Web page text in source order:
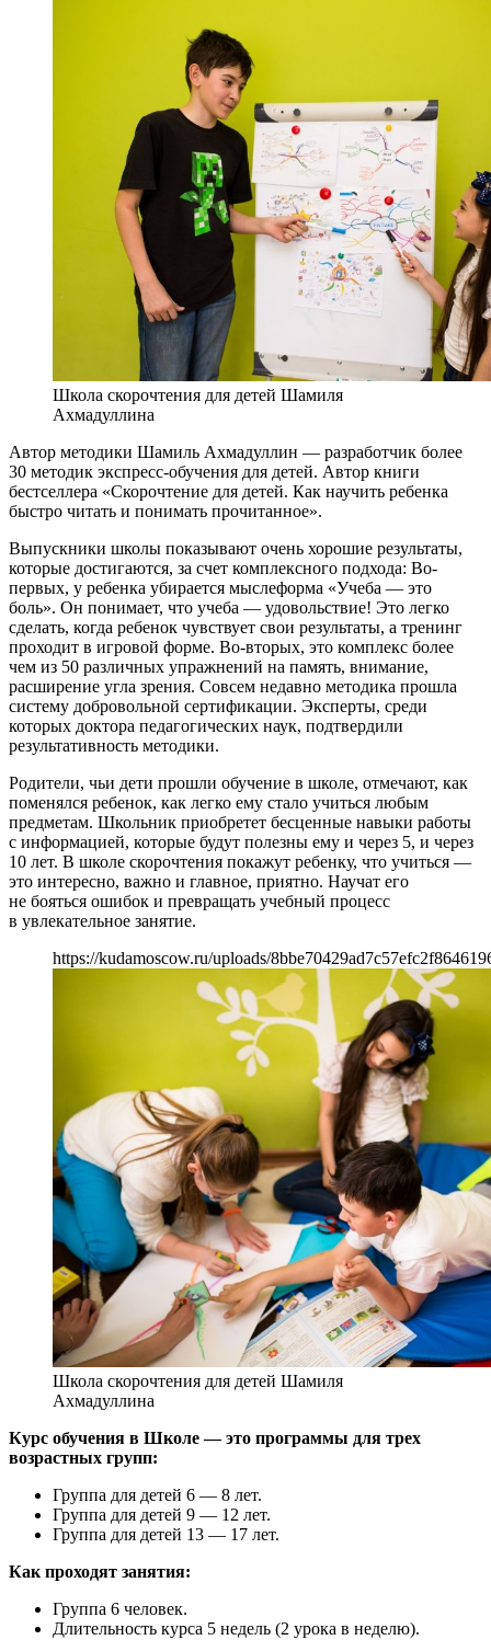
Школа скорочтения для детей Шамиля
Ахмадуллина
Автор методики Шамиль Ахмадуллин — разработчик более
30 методик экспресс-обучения для детей. Автор книги
бестселлера «Скорочтение для детей. Как научить ребенка
быстро читать и понимать прочитанное».
Выпускники школы показывают очень хорошие результаты,
которые достигаются, за счет комплексного подхода: Во-
первых, у ребенка убирается мыслеформа «Учеба — это
боль». Он понимает, что учеба — удовольствие! Это легко
сделать, когда ребенок чувствует свои результаты, а тренинг
проходит в игровой форме. Во-вторых, это комплекс более
чем из 50 различных упражнений на память, внимание,
расширение угла зрения. Совсем недавно методика прошла
систему добровольной сертификации. Эксперты, среди
которых доктора педагогических наук, подтвердили
результативность методики.
Родители, чьи дети прошли обучение в школе, отмечают, как
поменялся ребенок, как легко ему стало учиться любым
предметам. Школьник приобретет бесценные навыки работы
с информацией, которые будут полезны ему и через 5, и через
10 лет. В школе скорочтения покажут ребенку, что учиться —
это интересно, важно и главное, приятно. Научат его
не бояться ошибок и превращать учебный процесс
в увлекательное занятие.
https://kudamoscow.ru/uploads/
Школа скорочтения для детей Шамиля
Ахмадуллина
Курс обучения в Школе — это программы для трех
возрастных групп:
Группа для детей 6 — 8 лет.
Группа для детей 9 — 12 лет.
Группа для детей 13 — 17 лет.
Как проходят занятия:
Группа 6 человек.
Длительность курса 5 недель (2 урока в неделю).